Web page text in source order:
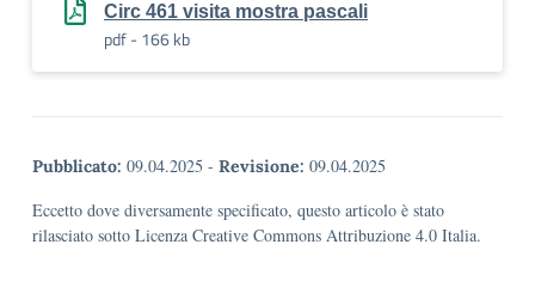
Circ 461 visita mostra pascali
pdf - 166 kb
Pubblicato: 09.04.2025 - Revisione: 09.04.2025
Eccetto dove diversamente specificato, questo articolo è stato
rilasciato sotto Licenza Creative Commons Attribuzione 4.0 Italia.